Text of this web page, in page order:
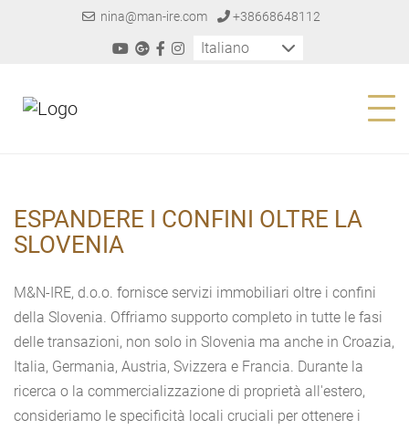
nina@man-ire.com +38668648112
Italiano
ESPANDERE I CONFINI OLTRE LA
SLOVENIA
M&N-IRE, d.o.o. fornisce servizi immobiliari oltre i confini
della Slovenia. Offriamo supporto completo in tutte le fasi
delle transazioni, non solo in Slovenia ma anche in Croazia,
Italia, Germania, Austria, Svizzera e Francia. Durante la
ricerca o la commercializzazione di proprietà all'estero,
consideriamo le specificità locali cruciali per ottenere i